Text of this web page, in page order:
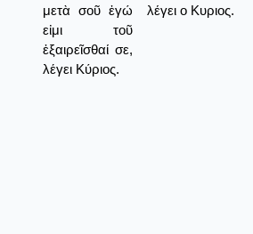
μετὰ σοῦ ἐγώ
εἰμι τοῦ
ἐξαιρεῖσθαί σε,
λέγει Κύριος.
λέγει ο Κυριος.